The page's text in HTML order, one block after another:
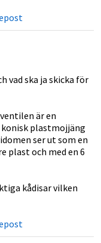
vad ska ja skicka för
är en
plastmojjäng
ser ut som en
plast och med en 6
kådisar vilken